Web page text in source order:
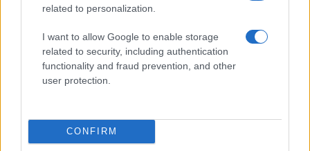
related to personalization.
I want to allow Google to enable storage
related to security, including authentication
functionality and fraud prevention, and other
user protection.
CONFIRM
esg-365.com is a property of AdHub Media S.r.l. — REA 2729933
Tutti i diritti riservati
I contenuti sono curati dalla redazione con il supporto di strumenti digitali e
realizzati in collaborazione con autori indipendenti.
ITALIA